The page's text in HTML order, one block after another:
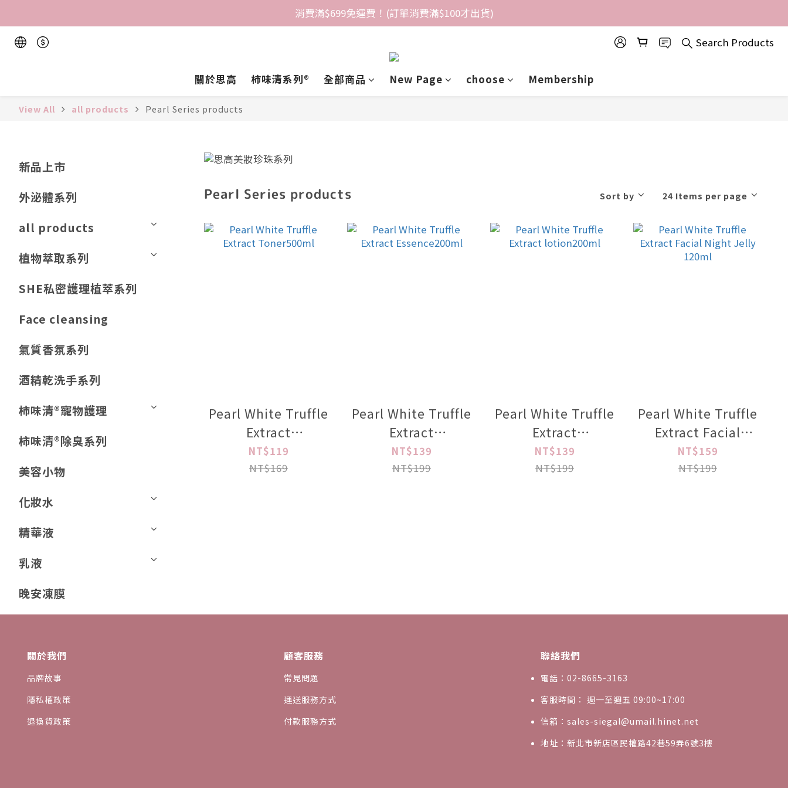
消費滿$699免運費！(訂單消費滿$100才出貨)
Search Products
關於思高 柿味清系列®️ 全部商品 New Page choose Membership
View All all products Pearl Series products
新品上市
外泌體系列
all products
植物萃取系列
SHE私密護理植萃系列
Face cleansing
氣質香氛系列
酒精乾洗手系列
柿味清®️寵物護理
柿味清®️除臭系列
美容小物
化妝水
精華液
乳液
晚安凍膜
Pearl Series products Sort by 24 Items per page
Pearl White Truffle
Extract
Toner500ml
NT$119
NT$169
Pearl White Truffle
Extract
Essence200ml
NT$139
NT$199
Pearl White Truffle
Extract
lotion200ml
NT$139
NT$199
Pearl White Truffle
Extract Facial
Night Jelly 120ml
NT$159
NT$199
關於我們
品牌故事
隱私權政策
退換貨政策
顧客服務
常見問題
運送服務方式
付款服務方式
聯絡我們
電話：02-8665-3163
客服時間： 週一至週五 09:00~17:00
信箱：sales-siegal@umail.hinet.net
地址：新北市新店區民權路42巷59弄6號3樓